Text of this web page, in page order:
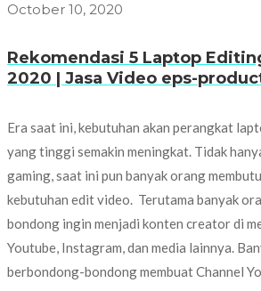
October 10, 2020
Rekomendasi 5 Laptop
2020 | Jasa Video eps-
Era saat ini, kebutuhan akan perangkat
yang tinggi semakin meningkat. Tidak
gaming, saat ini pun banyak orang
kebutuhan edit video. Terutama banyak
bondong ingin menjadi konten creator di
Youtube, Instagram, dan media lainnya.
berbondong-bondong membuat Channel